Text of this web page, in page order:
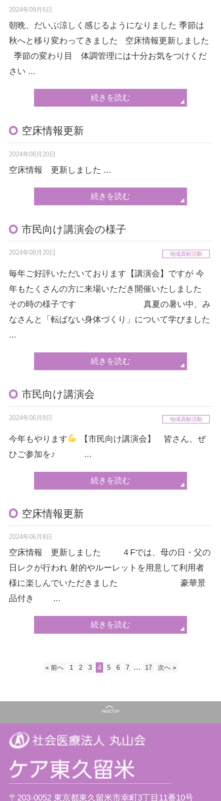
2024年09月6日
朝晩、だいぶ涼しく感じるようになりました 季節は
秋へと移り変わってきました 空床情報更新しました
季節の変わり目 体調管理には十分お気をつけくだ
さい ...
続きを読む
空床情報更新
2024年08月20日
空床情報 更新しました ...
続きを読む
市民向け講演会の様子
地域貢献活動
2024年08月20日
毎年ご好評いただいております【講演会】ですが 今
年もたくさんの方に来場いただき開催いたしました
その時の様子です 真夏の暑い中、み
なさんと「転ばない身体づくり」について学びました
...
続きを読む
市民向け講演会
地域貢献活動
2024年06月8日
今年もやります
【市民向け講演会】 皆さん、ぜ
ひご参加を♪ ...
続きを読む
空床情報更新
2024年06月8日
空床情報 更新しました ４Fでは、母の日・父の
日レクが行われ 射的やルーレットを用意して利用者
様に楽しんでいただきました 豪華景
品付き ...
続きを読む
« 前へ 1 2 3 4 5 6 7 … 17 次へ »
PAGETOP
〒203-0052 東京都東久留米市幸町3丁目11番10号